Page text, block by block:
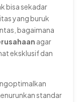
bisa sekadar
yang buruk
bagaimana
agar
eksklusif dan
standar